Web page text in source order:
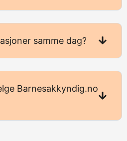
samme dag?
Barnesakkyndig.no